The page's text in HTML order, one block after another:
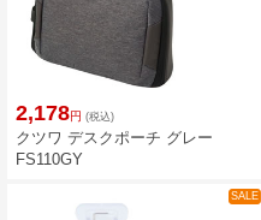
2,178円 (税込)
クツワ デスクポーチ グレー
FS110GY
SALE